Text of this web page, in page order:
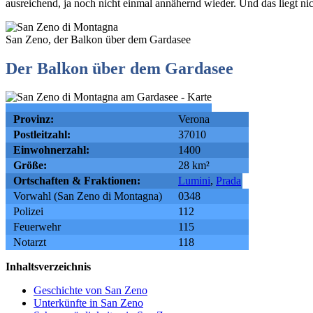
ausreichend, ja noch nicht einmal annähernd wieder. Und das liegt
San Zeno, der Balkon über dem Gardasee
Der Balkon über dem Gardasee
Provinz:
Verona
Postleitzahl:
37010
Einwohnerzahl:
1400
Größe:
28 km²
Ortschaften & Fraktionen:
Lumini, Prada
Vorwahl (San Zeno di Montagna)
0348
Polizei
112
Feuerwehr
115
Notarzt
118
Inhaltsverzeichnis
Geschichte von San Zeno
Unterkünfte in San Zeno